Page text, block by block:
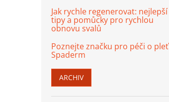
Jak rychle regenerovat: nejlepší
tipy a pomůcky pro rychlou
obnovu svalů
Poznejte značku pro péči o pleť
Spaderm
ARCHIV